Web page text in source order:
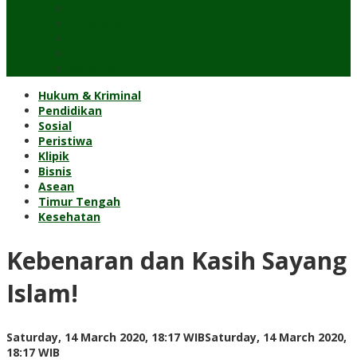
Hukum & Kriminal
Pendidikan
Sosial
Peristiwa
Klipik
Bisnis
Asean
Timur Tengah
Kesehatan
Kebenaran dan Kasih Sayang
Islam!
Saturday, 14 March 2020, 18:17 WIBSaturday, 14 March 2020,
18:17 WIB